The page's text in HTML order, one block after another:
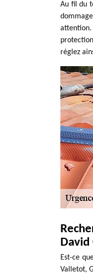
Au fil du
réglez
David
Est-ce
Valletot,